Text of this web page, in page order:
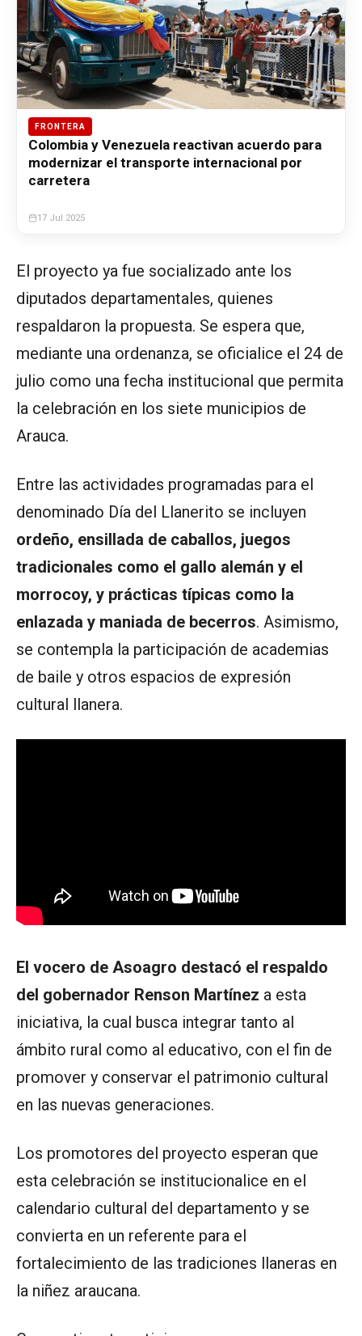
FRONTERA
Colombia y Venezuela reactivan acuerdo para
modernizar el transporte internacional por
carretera
17 Jul 2025
El proyecto ya fue socializado ante los
diputados departamentales, quienes
respaldaron la propuesta. Se espera que,
mediante una ordenanza, se oficialice el 24 de
julio como una fecha institucional que permita
la celebración en los siete municipios de
Arauca.
Entre las actividades programadas para el
denominado Día del Llanerito se incluyen
ordeño, ensillada de caballos, juegos
tradicionales como el gallo alemán y el
morrocoy, y prácticas típicas como la
enlazada y maniada de becerros. Asimismo,
se contempla la participación de academias
de baile y otros espacios de expresión
cultural llanera.
El vocero de Asoagro destacó el respaldo
del gobernador Renson Martínez a esta
iniciativa, la cual busca integrar tanto al
ámbito rural como al educativo, con el fin de
promover y conservar el patrimonio cultural
en las nuevas generaciones.
Los promotores del proyecto esperan que
esta celebración se institucionalice en el
calendario cultural del departamento y se
convierta en un referente para el
fortalecimiento de las tradiciones llaneras en
la niñez araucana.